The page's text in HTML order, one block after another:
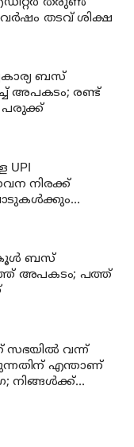
തടവ് ശിക്ഷ
ബസ്
അപകടം; രണ്ട്
പരുക്ക്
UPI
നിരക്ക്
ബസ്
അപകടം; പത്ത്
എന്താണ്
നിങ്ങള്‍ക്ക്